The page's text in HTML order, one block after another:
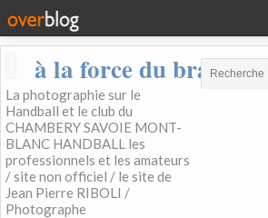
à la force du bras
La photographie sur le
Handball et le club du
CHAMBERY SAVOIE MONT-
BLANC HANDBALL les
professionnels et les amateurs
/ site non officiel / le site de
Jean Pierre RIBOLI /
Photographe